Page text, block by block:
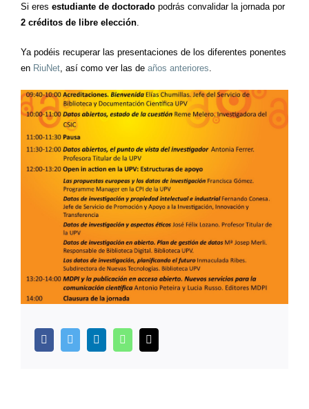
Si eres estudiante de doctorado podrás convalidar la jornada por
2 créditos de libre elección
Ya podéis recuperar las presentaciones de los diferentes ponentes
en RiuNet , así como ver las de años anteriores
facebooktwitter linkedin whatsapp
electrónico